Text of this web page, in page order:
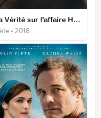
La Vérité sur l'affaire Harry Quebert
• 2018